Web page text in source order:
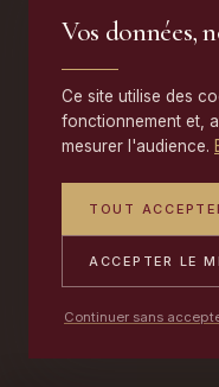
Vos données,
Ce site utilise des
fonctionnement et,
mesurer l'audience.
TOUT
ACCEPTER LE
Continuer sans